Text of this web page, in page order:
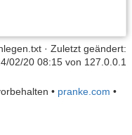
· Zuletzt geändert:
02/20 08:15 von 127.0.0.1
• pranke.com •